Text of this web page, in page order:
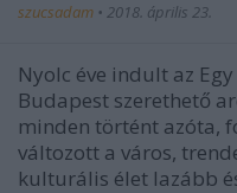
szucsadam • 2018. április 23.
Nyolc éve indult az
Budapest szerethető
minden történt azóta,
változott a város,
kulturális élet lazább